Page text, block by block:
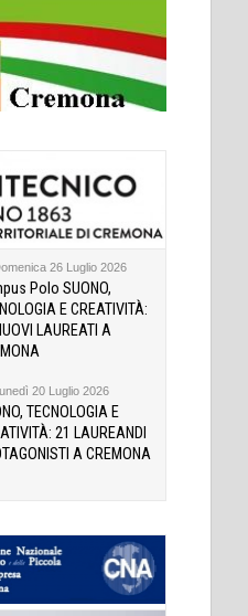
26 Luglio 2026
Polo SUONO,
E CREATIVITÀ:
LAUREATI A
20 Luglio 2026
TECNOLOGIA E
21 LAUREANDI
A CREMONA